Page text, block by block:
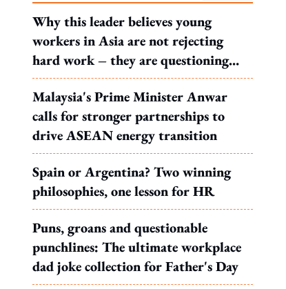
Why this leader believes young
workers in Asia are not rejecting
hard work – they are questioning
what it leads to
Malaysia's Prime Minister Anwar
calls for stronger partnerships to
drive ASEAN energy transition
Spain or Argentina? Two winning
philosophies, one lesson for HR
Puns, groans and questionable
punchlines: The ultimate workplace
dad joke collection for Father's Day